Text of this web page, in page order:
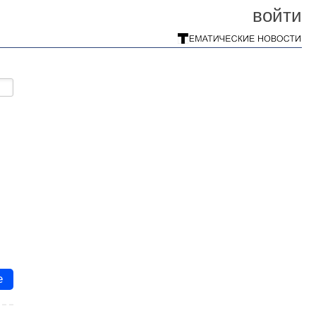
войти